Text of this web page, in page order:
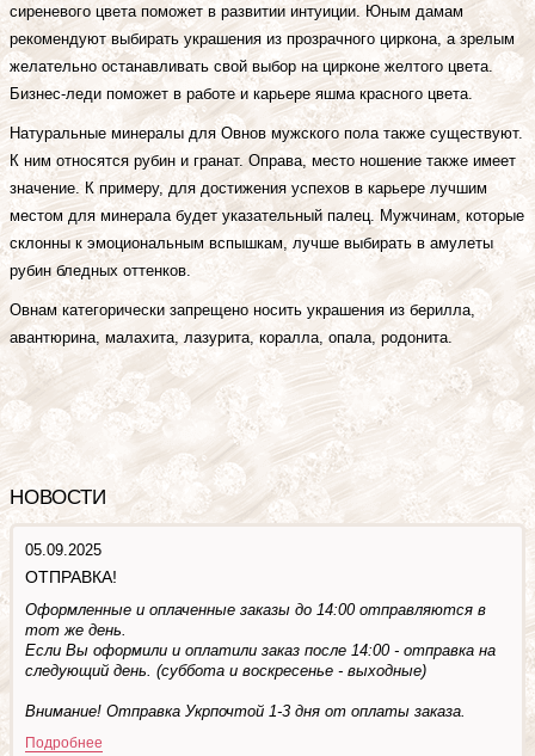
сиреневого цвета поможет в развитии интуиции. Юным дамам
рекомендуют выбирать украшения из прозрачного циркона, а зрелым
желательно останавливать свой выбор на цирконе желтого цвета.
Бизнес-леди поможет в работе и карьере яшма красного цвета.
Натуральные минералы для Овнов мужского пола также существуют.
К ним относятся рубин и гранат. Оправа, место ношение также имеет
значение. К примеру, для достижения успехов в карьере лучшим
местом для минерала будет указательный палец. Мужчинам, которые
склонны к эмоциональным вспышкам, лучше выбирать в амулеты
рубин бледных оттенков.
Овнам категорически запрещено носить украшения из берилла,
авантюрина, малахита, лазурита, коралла, опала, родонита.
НОВОСТИ
05.09.2025
ОТПРАВКА!
Оформленные и оплаченные заказы до 14:00 отправляются в
тот же день.
Если Вы оформили и оплатили заказ после 14:00 - отправка на
следующий день. (суббота и воскресенье - выходные)
Внимание! Отправка Укрпочтой 1-3 дня от оплаты заказа.
Подробнее